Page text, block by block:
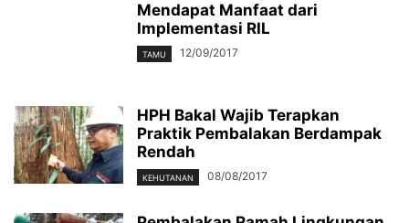
Mendapat Manfaat dari
Implementasi RIL
TAMU 12/09/2017
HPH Bakal Wajib Terapkan
Praktik Pembalakan Berdampak
Rendah
KEHUTANAN 08/08/2017